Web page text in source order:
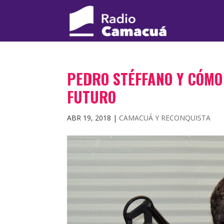
PEDRO STÉFFANO Y
FUTURO
ABR 19, 2018 | CAMACUÁ Y RECONQUISTA